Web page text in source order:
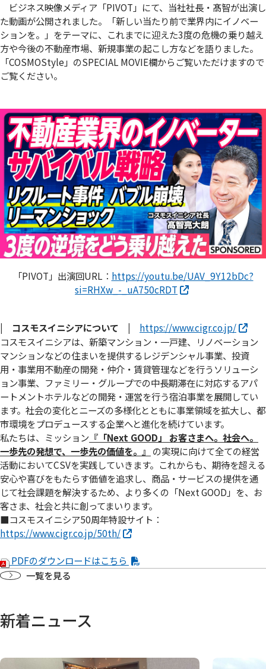
ビジネス映像メディア「PIVOT」にて、当社社長・髙智が出演し
た動画が公開されました。「新しい当たり前で業界内にイノベー
ションを。」をテーマに、これまでに迎えた3度の危機の乗り越え
方や今後の不動産市場、新規事業の起こし方などを語りました。
「COSMOStyle」のSPECIAL MOVIE欄からご覧いただけますので
ご覧ください。
「PIVOT」出演回URL： https://youtu.be/UAV_9Y12bDc?
si=RHXw_-_uA750cRDT
| コスモスイニシアについて |
https://www.cigr.co.jp/
コスモスイニシアは、新築マンション・一戸建、リノベーション
マンションなどの住まいを提供するレジデンシャル事業、投資
用・事業用不動産の開発・仲介・賃貸管理などを行うソリューシ
ョン事業、ファミリー・グループでの中長期滞在に対応するアパ
ートメントホテルなどの開発・運営を行う宿泊事業を展開してい
ます。社会の変化とニーズの多様化とともに事業領域を拡大し、都
市環境をプロデュースする企業へと進化を続けています。
私たちは、ミッション 『「Next GOOD」 お客さまへ。社会へ。
⼀歩先の発想で、⼀歩先の価値を。』 の実現に向けて全ての経営
活動においてCSVを実践していきます。これからも、期待を超える
安心や喜びをもたらす価値を追求し、商品・サービスの提供を通
じて社会課題を解決するため、より多くの「Next GOOD」を、お
客さま、社会と共に創ってまいります。
■コスモスイニシア50周年特設サイト：
https://www.cigr.co.jp/50th/
PDFのダウンロードはこちら
一覧を見る
新着ニュース